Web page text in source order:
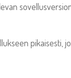
pikaisesti,